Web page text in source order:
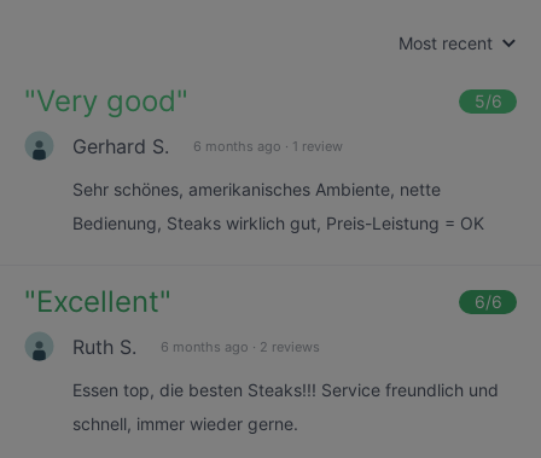
Most recent
"Very good" 5/6
Gerhard S. 6 months ago · 1 review
Sehr schönes, amerikanisches Ambiente, nette
Bedienung, Steaks wirklich gut, Preis-Leistung = OK
"Excellent" 6/6
Ruth S. 6 months ago · 2 reviews
Essen top, die besten Steaks!!! Service freundlich und
schnell, immer wieder gerne.